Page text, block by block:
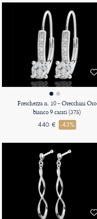
Freschezza n. 10 - Orecchini Oro
bianco 9 carati (375)
440 € -43%